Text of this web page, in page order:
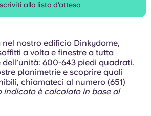
Italian
French
Portuguese
alla lista d'attesa
nostro edificio Dinkydome,
a volta e finestre a tutta
600-643 piedi quadrati.
planimetrie e scoprire quali
chiamateci al numero (651)
indicato è calcolato in base al